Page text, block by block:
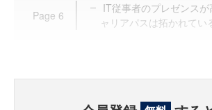
Page 6
IT従事者のプレゼンス
ャリアパスは拓かれてい